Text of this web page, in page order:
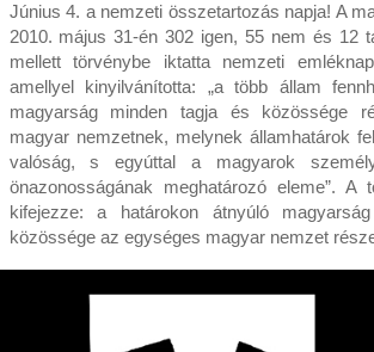
Június 4. a nemzeti összetartozás napja! A
2010. május 31-én 302 igen, 55 nem és 12
mellett törvénybe iktatta nemzeti
amellyel kinyilvánította: „a több állam
magyarság minden tagja és közössége
magyar nemzetnek, melynek államhatárok
valóság, s egyúttal a magyarok
önazonosságának meghatározó eleme”. A
kifejezze: a határokon átnyúló
közössége az egységes magyar nemzet